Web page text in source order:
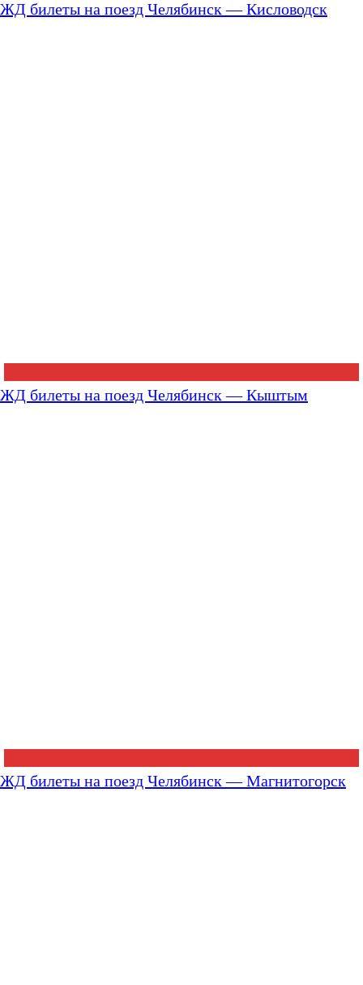
ЖД билеты на поезд Челябинск — Кисловодск
ЖД билеты на поезд Челябинск — Кыштым
ЖД билеты на поезд Челябинск — Магнитогорск